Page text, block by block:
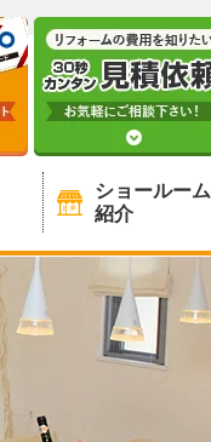
ショールーム
紹介